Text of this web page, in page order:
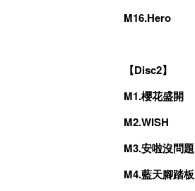
M16.Hero
【Disc2】
M1.櫻花盛開
M2.WISH
M3.安啦沒問題
M4.藍天腳踏板